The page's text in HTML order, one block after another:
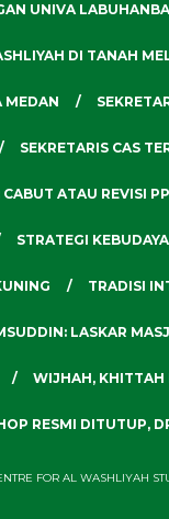
UNIVA
DI TANAH
MEDAN
SEKRETARIS CAS
ATAU REVISI
STRATEGI
TRADISI
LASKAR
WIJHAH, KHITTAH
RESMI DITUTUP,
FOR AL WASHLIYAH